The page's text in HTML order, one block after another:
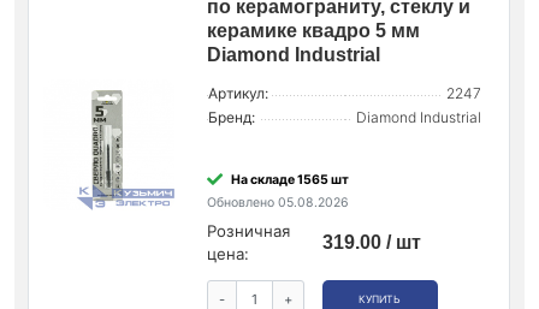
по керамограниту, стеклу и
керамике квадро 5 мм
Diamond Industrial
Артикул:
2247
Бренд:
Diamond Industrial
На складе 1565 шт
Обновлено 05.08.2026
Розничная
цена:
319.00 / шт
- + КУПИТЬ